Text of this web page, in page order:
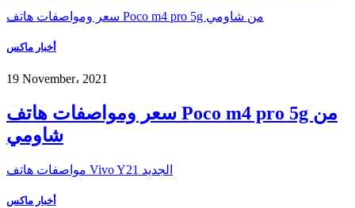
سعر ومواصفات هاتف Poco m4 pro 5g من شاومي
أخبار ماكس
19 November، 2021
سعر ومواصفات هاتف Poco m4 pro 5g من
شاومي
مواصفات هاتف Vivo Y21 الجديد
أخبار ماكس